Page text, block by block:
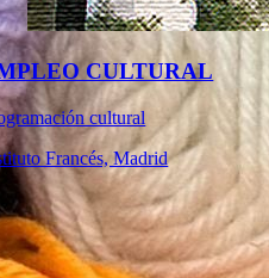
CULTURAL
cultural
Francés, Madrid